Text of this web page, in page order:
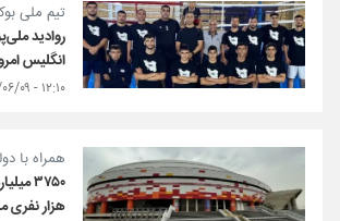
تیم ملی
روادید
انگلیس
۱۲:۱۰ - ۱۴۰۴/۰۶/۰۹
همراه با
هزار نفری